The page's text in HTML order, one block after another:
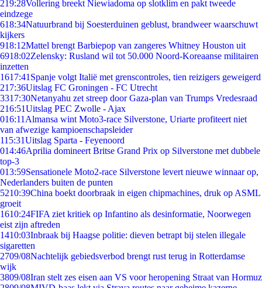
219:28Vollering breekt Niewiadoma op slotklim en pakt tweede
eindzege
618:34Natuurbrand bij Soesterduinen geblust, brandweer waarschuwt
kijkers
918:12Mattel brengt Barbiepop van zangeres Whitney Houston uit
6918:02Zelensky: Rusland wil tot 50.000 Noord-Koreaanse militairen
inzetten
1617:41 Spanje volgt Italië met grenscontroles, tien reizigers geweigerd
217:36Uitslag FC Groningen - FC Utrecht
3317:30Netanyahu zet streep door Gaza-plan van Trumps Vredesraad
216:51Uitslag PEC Zwolle - Ajax
016:11 Almansa wint Moto3-race Silverstone, Uriarte profiteert niet
van afwezige kampioenschapsleider
115:31Uitslag Sparta - Feyenoord
014:46Aprilia domineert Britse Grand Prix op Silverstone met dubbele
top-3
013:59Sensationele Moto2-race Silverstone levert nieuwe winnaar op,
Nederlanders buiten de punten
5210:39China boekt doorbraak in eigen chipmachines, druk op ASML
groeit
1610:24FIFA ziet kritiek op Infantino als desinformatie, Noorwegen
eist zijn aftreden
1410:03Inbraak bij Haagse politie: dieven betrapt bij stelen illegale
sigaretten
2709/08Nachtelijk gebiedsverbod brengt rust terug in Rotterdamse
wijk
3809/08Iran stelt zes eisen aan VS voor heropening Straat van Hormuz